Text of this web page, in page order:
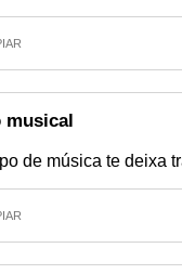
musical
de música te deixa